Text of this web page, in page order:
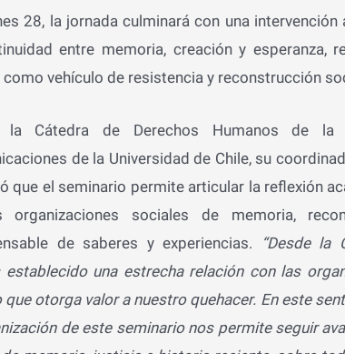
28, la jornada culminará con una
entre memoria, creación y esperanza,
vehículo de resistencia y reconstrucción
la Cátedra de Derechos Humanos de la
de la Universidad de Chile, su
que el seminario permite articular la reflexión
organizaciones sociales de memoria,
de saberes y experiencias.
“Desde la
establecido una estrecha relación con las
que otorga valor a nuestro quehacer. En este
de este seminario nos permite seguir